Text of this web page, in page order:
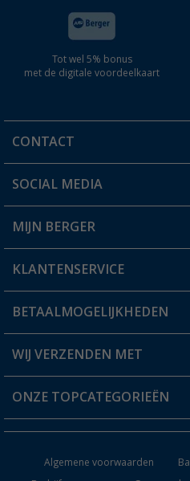
Tot wel 5% bonus
met de digitale voordeelkaart
CONTACT
Een vraag?
Winkel vinden
SOCIAL MEDIA
MIJN BERGER
Mijn account
Status bestelling
Verlanglijstje
KLANTENSERVICE
FAQ & Contact
Verzendinformatie
Catalogus
BETAALMOGELIJKHEDEN
WIJ VERZENDEN MET
ONZE TOPCATEGORIEËN
Keukenaccessoires
Algemene voorwaarden